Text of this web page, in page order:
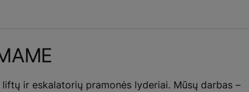
liftų ir eskalatorių pramonės lyderiai. Mūsų darbas –